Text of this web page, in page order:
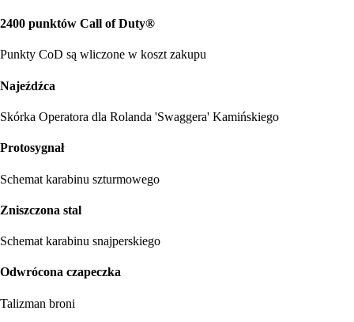
2400 punktów Call of Duty®
Punkty CoD są wliczone w koszt zakupu
Najeźdźca
Skórka Operatora dla Rolanda 'Swaggera' Kamińskiego
Protosygnał
Schemat karabinu szturmowego
Zniszczona stal
Schemat karabinu snajperskiego
Odwrócona czapeczka
Talizman broni